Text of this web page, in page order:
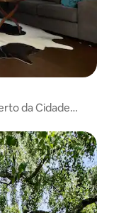
da Cidade